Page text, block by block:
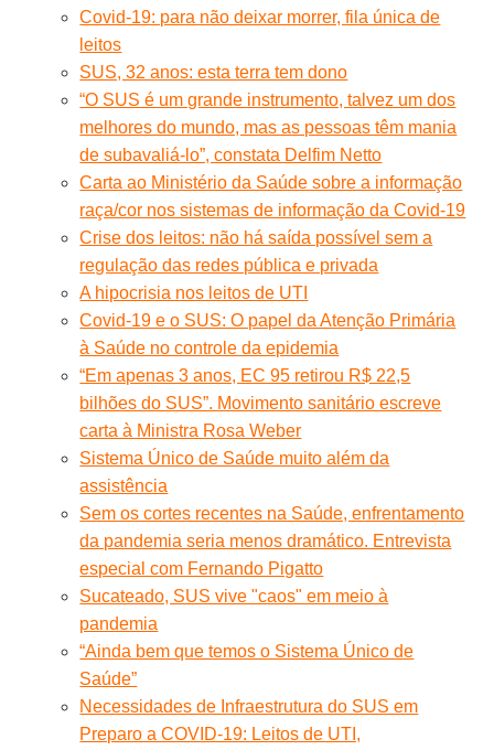
Covid-19: para não deixar morrer, fila única de
leitos
SUS, 32 anos: esta terra tem dono
“O SUS é um grande instrumento, talvez um dos
melhores do mundo, mas as pessoas têm mania
de subavaliá-lo”, constata Delfim Netto
Carta ao Ministério da Saúde sobre a informação
raça/cor nos sistemas de informação da Covid-19
Crise dos leitos: não há saída possível sem a
regulação das redes pública e privada
A hipocrisia nos leitos de UTI
Covid-19 e o SUS: O papel da Atenção Primária
à Saúde no controle da epidemia
“Em apenas 3 anos, EC 95 retirou R$ 22,5
bilhões do SUS”. Movimento sanitário escreve
carta à Ministra Rosa Weber
Sistema Único de Saúde muito além da
assistência
Sem os cortes recentes na Saúde, enfrentamento
da pandemia seria menos dramático. Entrevista
especial com Fernando Pigatto
Sucateado, SUS vive "caos" em meio à
pandemia
“Ainda bem que temos o Sistema Único de
Saúde”
Necessidades de Infraestrutura do SUS em
Preparo a COVID-19: Leitos de UTI,